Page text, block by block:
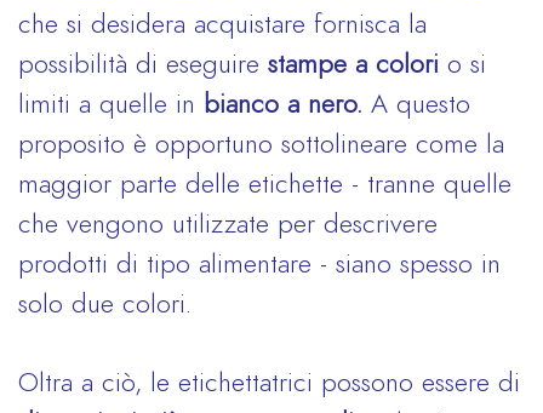
che si desidera acquistare fornisca la
possibilità di eseguire stampe a colori o si
limiti a quelle in bianco a nero. A questo
proposito è opportuno sottolineare come la
maggior parte delle etichette - tranne quelle
che vengono utilizzate per descrivere
prodotti di tipo alimentare - siano spesso in
solo due colori.
Oltra a ciò, le etichettatrici possono essere di